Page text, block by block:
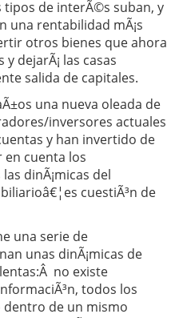
de interÃ©s suban, y
una rentabilidad mÃ¡s
otros bienes que ahora
dejarÃ¡ las casas
salida de capitales.
una nueva oleada de
inversores actuales
y han invertido de
en cuenta los
dinÃ¡micas del
cuestiÃ³n de
una serie de
unas dinÃ¡micas de
no existe
todos los
de un mismo